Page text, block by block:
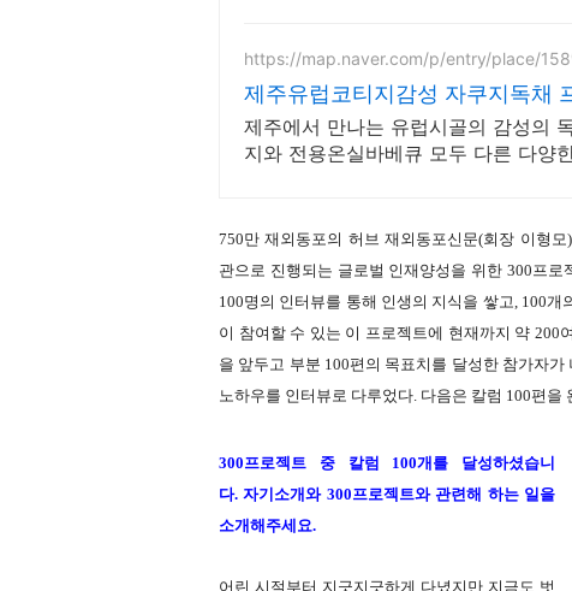
https://map.naver.com/p/entry/place/
제주유럽코티지감성 자쿠지독채
유럽감성
제주에서 만나는 유럽시골의 감성의
지와 전용온실바베큐 모두 다른 다양
750만 재외동포의 허브 재외동포신문(회장 이형
관으로 진행되는 글로벌 인재양성을 위한 300프
100명의 인터뷰를 통해 인생의 지식을 쌓고, 100
이 참여할 수 있는 이 프로젝트에 현재까지 약 200
을 앞두고 부분 100편의 목표치를 달성한 참가자가
노하우를 인터뷰로 다루었다. 다음은 칼럼 100편을
300프로젝트 중 칼럼 100개를 달성하셨습니
다.자기소개와 300프로젝트와 관련해 하는 일을
소개해주세요.
어린 시절부터 지긋지긋하게 다녔지만 지금도 벗